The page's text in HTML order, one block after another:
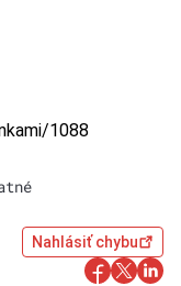
1088
Nahlásiť chybu